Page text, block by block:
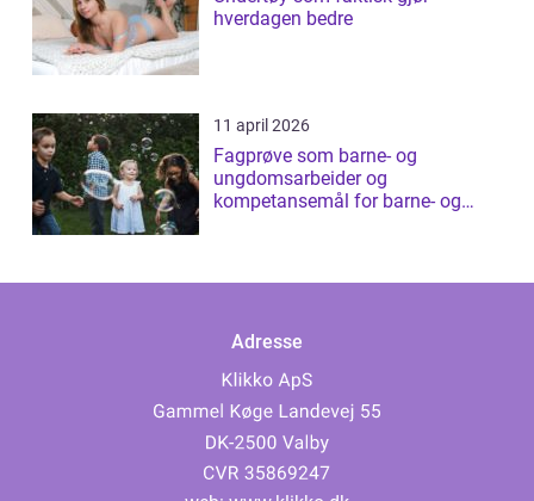
hverdagen bedre
11 april 2026
Fagprøve som barne- og
ungdomsarbeider og
kompetansemål for barne- og
Adresse